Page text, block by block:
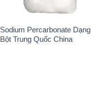
Sodium Percarbonate Dạng
Bột Trung Quốc China